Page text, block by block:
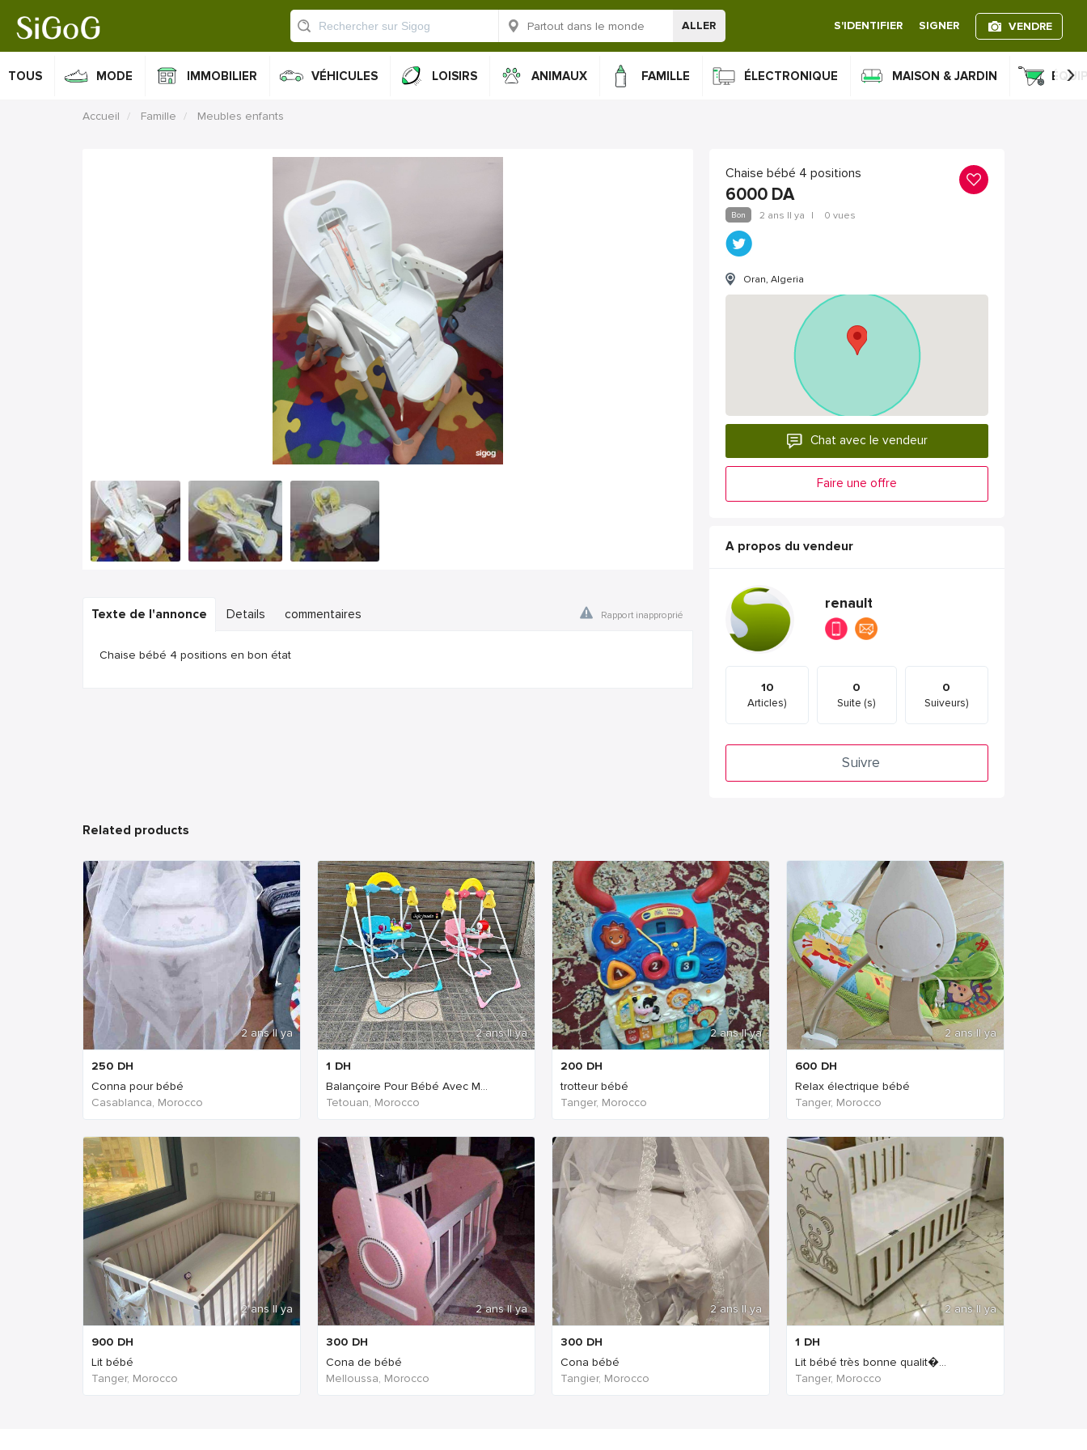
ALLER S'IDENTIFIER SIGNER VENDRE
TOUS MODE IMMOBILIER VÉHICULES LOISIRS ANIMAUX FAMILLE ÉLECTRONIQUE MAISON & JARDIN ›
Accueil Famille Meubles enfants
Texte de l'annonce Details commentaires Rapport inapproprié
Chaise bébé 4 positions en bon état
Chaise bébé 4 positions
6000 DA
Bon 2 ans Il ya | 0 vues
Oran, Algeria
Chat avec le vendeur
Faire une offre
A propos du vendeur
renault
10
Articles)
0
Suite (s)
0
Suiveurs)
Suivre
Related products
2 ans Il ya
250 DH
Conna pour bébé
Casablanca, Morocco
2 ans Il ya
1 DH
Balançoire Pour Bébé Avec M...
Tetouan, Morocco
2 ans Il ya
200 DH
trotteur bébé
Tanger, Morocco
2 ans Il ya
600 DH
Relax électrique bébé
Tanger, Morocco
2 ans Il ya
900 DH
Lit bébé
Tanger, Morocco
2 ans Il ya
300 DH
Cona de bébé
Melloussa, Morocco
2 ans Il ya
300 DH
Cona bébé
Tangier, Morocco
2 ans Il ya
1 DH
Lit bébé très bonne qualit�...
Tanger, Morocco